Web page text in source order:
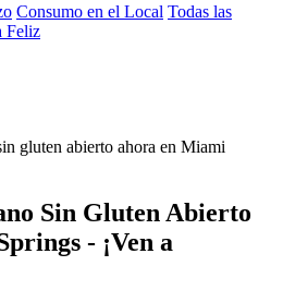
Consumo en el Local Todas las
Feliz
gluten abierto ahora en Miami
Sin Gluten Abierto
- ¡Ven a